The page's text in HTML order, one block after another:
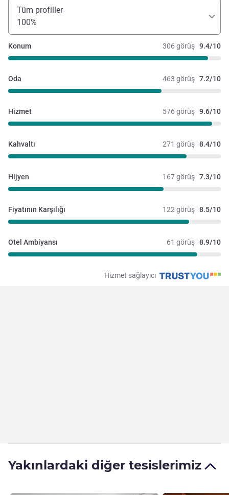
Tüm profiller
100%
306 görüş 9.4/10
Konum
463 görüş 7.2/10
Oda
576 görüş 9.6/10
Hizmet
271 görüş 8.4/10
Kahvaltı
167 görüş 7.3/10
Hijyen
122 görüş 8.5/10
Fiyatının Karşılığı
61 görüş 8.9/10
Otel Ambiyansı
Hizmet sağlayıcı
Yakınlardaki diğer tesislerimiz